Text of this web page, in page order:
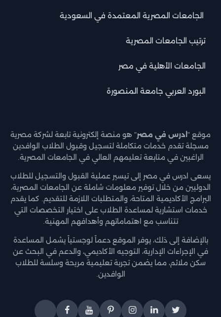
الجامعات المصرية المعتمدة في السعودية
ترتيب الجامعات المصرية
الجامعات الأهلية في مصر
البورد العربي جامعة المنصورة
موقع " ادرس في مصر" هو منصة إلكترونية تابعة لشركة مصرية
مسجلة تقدم خدمات متكاملة لتسجيل وقبول الطلاب الوافدين
الراغبين في متابعة تعليمهم العالي في الجامعات المصرية.
يسعى ادرس في مصر إلى تيسير عملية القبول والتسجيل للطلاب
الدوليين من خلال توفير معلومات شاملة عن الجامعات المصرية،
البرامج الأكاديمية المتاحة، والمتطلبات اللازمة للتقديم. كما يقدم
خدمات استشارية لمساعدة الطلاب على اختيار التخصصات التي
تتناسب مع اهتماماتهم وأهدافهم المهنية.
بالإضافة إلى ذلك، يوفر الموقع دعماً لوجستياً يشمل المساعدة
في الإجراءات الإدارية، التوجيه الأكاديمي، والدعم في البحث عن
سكن ملائم، مما يضمن تجربة تعليمية مريحة وسلسة للطلاب
الوافدين.